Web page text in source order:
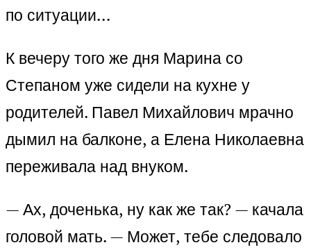
по ситуации…
К вечеру того же дня Марина со
Степаном уже сидели на кухне у
родителей. Павел Михайлович мрачно
дымил на балконе, а Елена Николаевна
переживала над внуком.
— Ах, доченька, ну как же так? — качала
головой мать. — Может, тебе следовало